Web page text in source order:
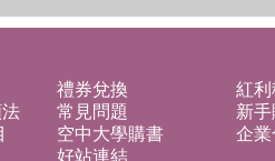
禮券兌換
紅
常見問題
新
空中大學購書
企
好站連結